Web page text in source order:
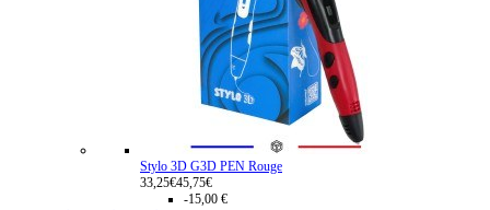
Stylo 3D G3D PEN Rouge
33,25€45,75€
-15,00 €